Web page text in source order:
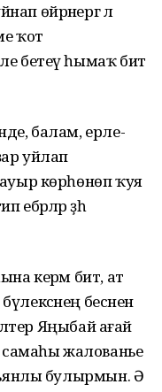
өйрәнергә лә
ҡот
бетеү һымаҡ бит
балам, ерле-
уйлап
көрһөнөп ҡуя
ҙәһә
керәм бит, ат
бесәнен
Яңыбай ағай
жалованье
булырмын. Ә